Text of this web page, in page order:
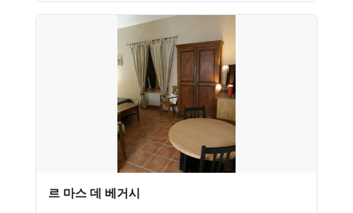
르 마스 데 베거시